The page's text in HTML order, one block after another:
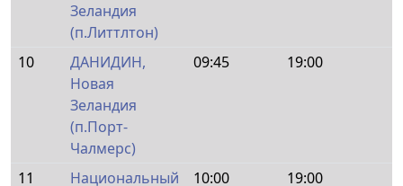
Зеландия
(п.Литтлтон)
10
ДАНИДИН,
Новая
Зеландия
(п.Порт-
Чалмерс)
09:45 19:00
11 Национальный 10:00 19:00